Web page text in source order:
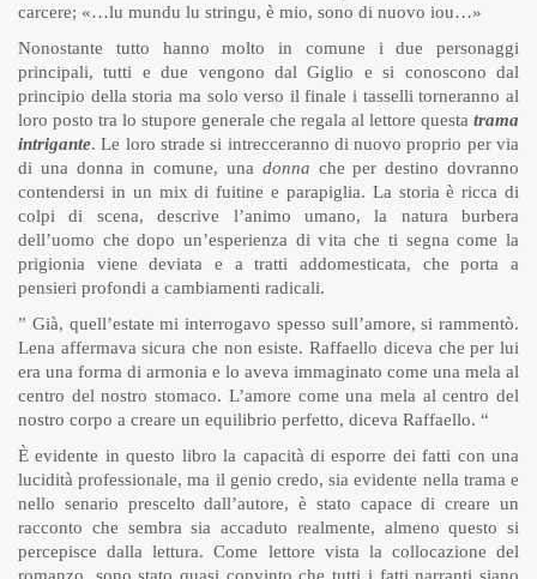
carcere; «…lu mundu lu stringu, è mio, sono di nuovo iou…»
Nonostante tutto hanno molto in comune i due personaggi
principali, tutti e due vengono dal Giglio e si conoscono dal
principio della storia ma solo verso il finale i tasselli torneranno al
loro posto tra lo stupore generale che regala al lettore questa trama
intrigante. Le loro strade si intrecceranno di nuovo proprio per via
di una donna in comune, una donna che per destino dovranno
contendersi in un mix di fuitine e parapiglia. La storia è ricca di
colpi di scena, descrive l’animo umano, la natura burbera
dell’uomo che dopo un’esperienza di vita che ti segna come la
prigionia viene deviata e a tratti addomesticata, che porta a
pensieri profondi a cambiamenti radicali.
” Già, quell’estate mi interrogavo spesso sull’amore, si rammentò.
Lena affermava sicura che non esiste. Raffaello diceva che per lui
era una forma di armonia e lo aveva immaginato come una mela al
centro del nostro stomaco. L’amore come una mela al centro del
nostro corpo a creare un equilibrio perfetto, diceva Raffaello. “
È evidente in questo libro la capacità di esporre dei fatti con una
lucidità professionale, ma il genio credo, sia evidente nella trama e
nello senario prescelto dall’autore, è stato capace di creare un
racconto che sembra sia accaduto realmente, almeno questo si
percepisce dalla lettura. Come lettore vista la collocazione del